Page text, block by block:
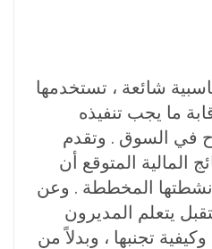
شائعة ، تستخدمها
ما يجب تنفيذه
في السوق . وتقدم
المالية المتوقع أن
المخططة . وعن
يتعلم المديرون
تجنبها ، وبدلاً من